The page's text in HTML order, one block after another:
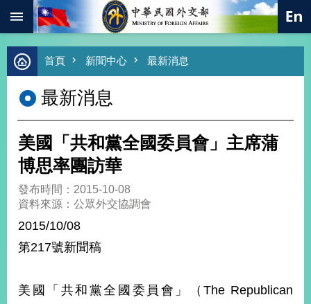
跳到主要內容區塊
進
階
尋
熱
總
合
外
價
外
交
首頁 新聞中心 最新消息
最新消息
美國「共和黨全國委員會」主席蒲
博思率團訪華
發布時間：2015-10-08
資料來源：公眾外交協調會
2015/10/08
第217號新聞稿
美國「共和黨全國委員會」（The Republican